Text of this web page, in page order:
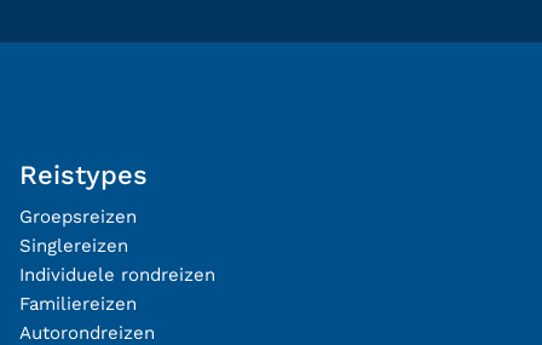
Reistypes
Groepsreizen
Singlereizen
Individuele rondreizen
Familiereizen
Autorondreizen